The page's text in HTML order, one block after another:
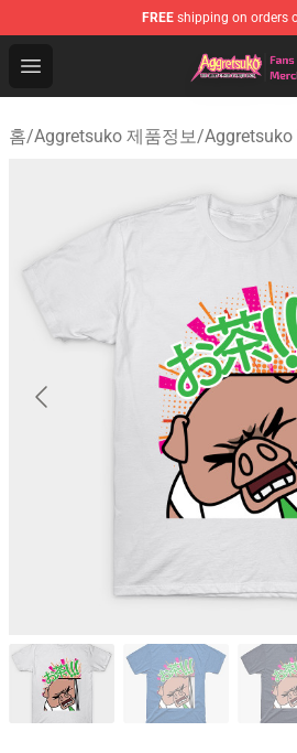
FREE shipping on orders
Open menu
Aggretsuko Store - Official
홈/Aggretsuko 제품정보/Aggretsuko